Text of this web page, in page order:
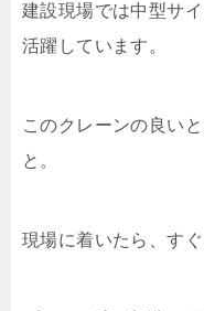
建設現場では中型サ
活躍しています。
このクレーンの良い
と。
現場に着いたら、す